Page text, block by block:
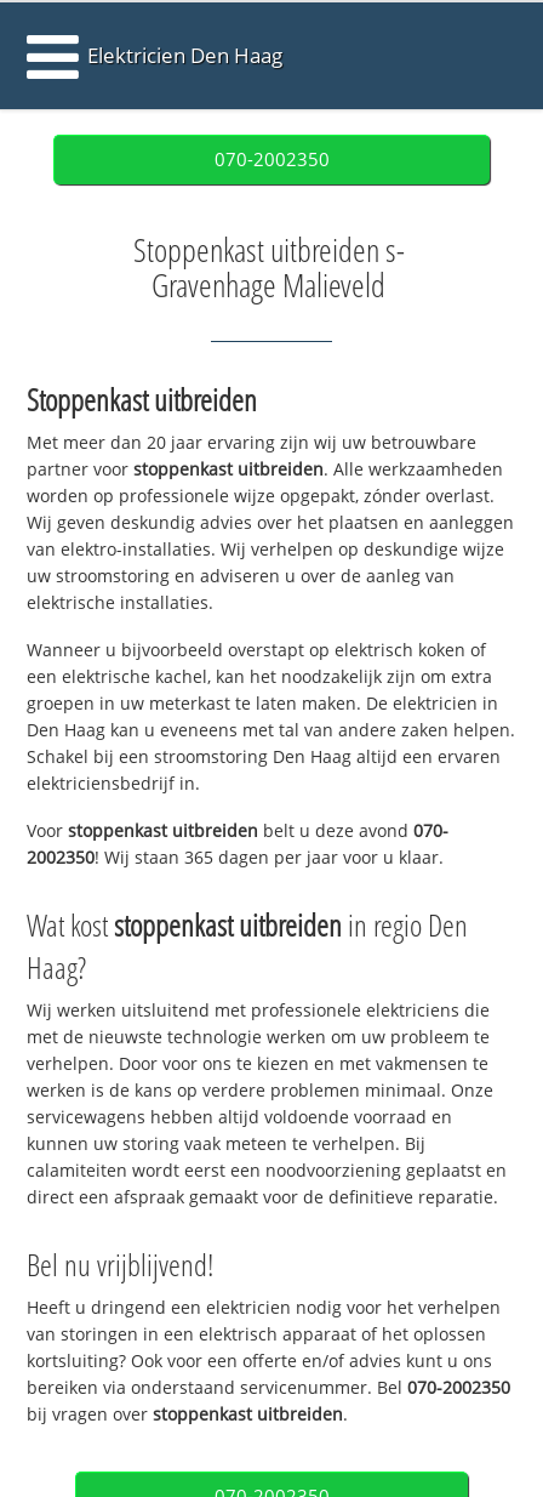
Elektricien Den Haag
070-2002350
Stoppenkast uitbreiden s-
Gravenhage Malieveld
Stoppenkast uitbreiden
Met meer dan 20 jaar ervaring zijn wij uw betrouwbare
partner voorstoppenkast uitbreiden. Alle werkzaamheden
worden op professionele wijze opgepakt, zónder overlast.
Wij geven deskundig advies over het plaatsen en aanleggen
van elektro-installaties. Wij verhelpen op deskundige wijze
uw stroomstoring en adviseren u over de aanleg van
elektrische installaties.
Wanneer u bijvoorbeeld overstapt op elektrisch koken of
een elektrische kachel, kan het noodzakelijk zijn om extra
groepen in uw meterkast te laten maken. De elektricien in
Den Haag kan u eveneens met tal van andere zaken helpen.
Schakel bij een stroomstoring Den Haag altijd een ervaren
elektriciensbedrijf in.
Voorstoppenkast uitbreiden belt u deze avond070-
2002350! Wij staan 365 dagen per jaar voor u klaar.
Wat koststoppenkast uitbreiden in regio Den
Haag?
Wij werken uitsluitend met professionele elektriciens die
met de nieuwste technologie werken om uw probleem te
verhelpen. Door voor ons te kiezen en met vakmensen te
werken is de kans op verdere problemen minimaal. Onze
servicewagens hebben altijd voldoende voorraad en
kunnen uw storing vaak meteen te verhelpen. Bij
calamiteiten wordt eerst een noodvoorziening geplaatst en
direct een afspraak gemaakt voor de definitieve reparatie.
Bel nu vrijblijvend!
Heeft u dringend een elektricien nodig voor het verhelpen
van storingen in een elektrisch apparaat of het oplossen
kortsluiting? Ook voor een offerte en/of advies kunt u ons
bereiken via onderstaand servicenummer. Bel070-2002350
bij vragen overstoppenkast uitbreiden.